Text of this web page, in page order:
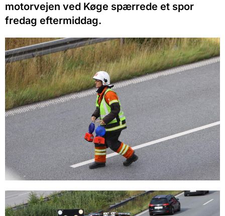
motorvejen ved Køge spærrede et spor
fredag eftermiddag.